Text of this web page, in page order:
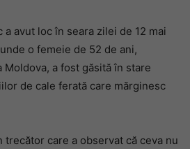
avut loc în seara zilei de 12 mai
o femeie de 52 de ani,
a fost găsită în stare
de cale ferată care mărginesc
trecător care a observat că ceva nu